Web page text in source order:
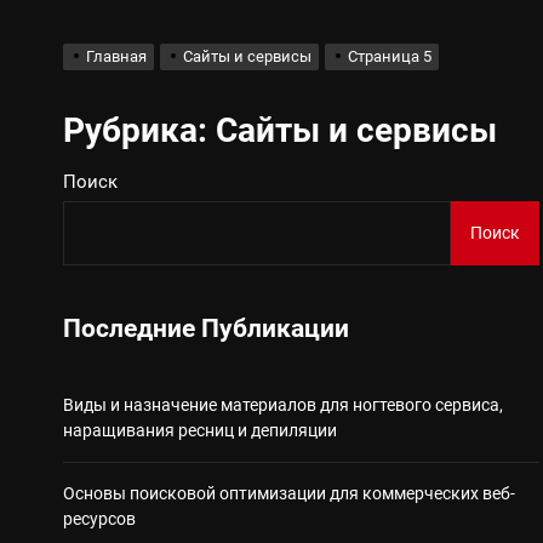
Виды и назначение
Ассортимент,
Некастодиальный
Главная Сайты и сервисы Страница 5
Рубрика: Сайты и сервисы
Поиск
Поиск
Последние Публикации
Виды и назначение материалов для ногтевого сервиса,
наращивания ресниц и депиляции
Основы поисковой оптимизации для коммерческих веб-
ресурсов